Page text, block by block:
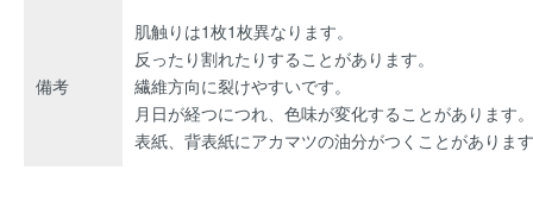
備考
肌触りは1枚1枚異なります。
反ったり割れたりすることがあります。
繊維方向に裂けやすいです。
月日が経つにつれ、色味が変化することがあります。
表紙、背表紙にアカマツの油分がつくことがありま